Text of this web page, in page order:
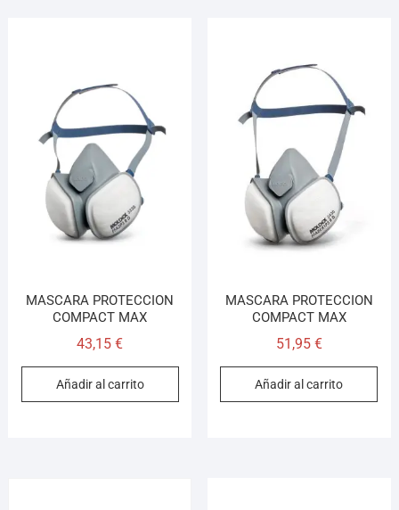
MASCARA PROTECCION
COMPACT MAX
43,15€
Añadir al carrito
MASCARA PROTECCION
COMPACT MAX
51,95 €
Añadir al carrito